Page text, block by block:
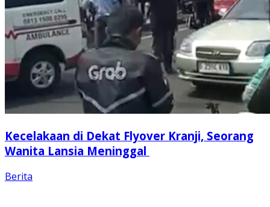
Kecelakaan di Dekat Flyover Kranji, Seorang
Wanita Lansia Meninggal
Berita